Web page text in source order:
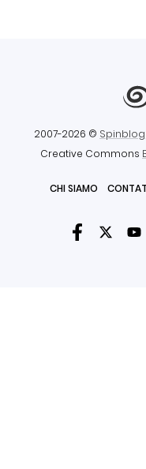
2007-2026 © Spinblog
Creative Commons
CHI SIAMO